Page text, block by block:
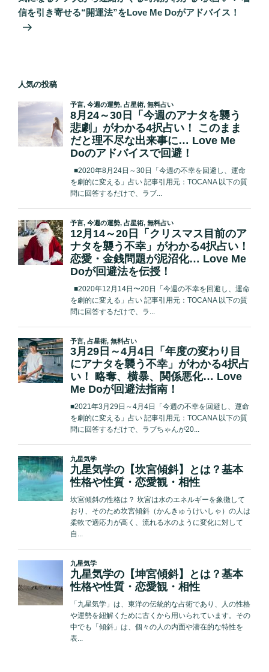
ョ
ン
投
信を引き寄せる“開運法”をLove Me Doがアドバイス！
人気の投稿